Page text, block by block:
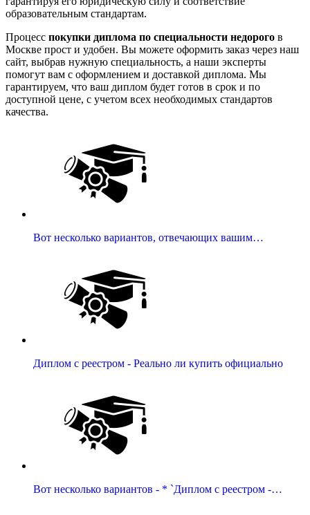
образовательным стандартам.
Процесс покупки диплома по специальности недорого в
Москве прост и удобен. Вы можете оформить заказ через наш
сайт, выбрав нужную специальность, а наши эксперты
помогут вам с оформлением и доставкой диплома. Мы
гарантируем, что ваш диплом будет готов в срок и по
доступной цене, с учетом всех необходимых стандартов
качества.
Вот несколько вариантов, отвечающих вашим…
Диплом с реестром - Реально ли купить официально
Вот несколько вариантов - * `Диплом с реестром -…